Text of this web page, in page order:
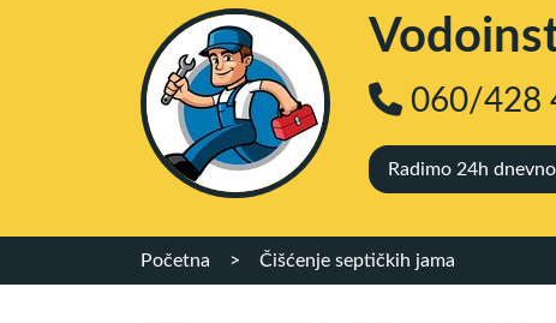
060/428
Radimo 24h
Početna > Čišćenje septičkih jama